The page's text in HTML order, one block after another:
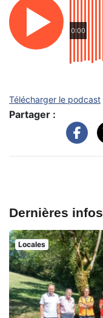
0:00
Télécharger le podcast
Partager :
Dernières infos
Locales